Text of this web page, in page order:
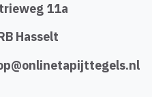
11a
Hasselt